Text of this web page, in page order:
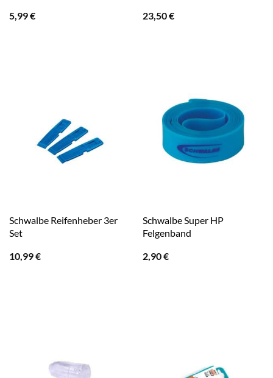
5,99€
23,50€
Schwalbe Reifenheber 3er
Set
10,99€
Schwalbe Super HP
Felgenband
2,90€